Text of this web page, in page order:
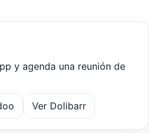
y agenda una reunión de
Ver Dolibarr